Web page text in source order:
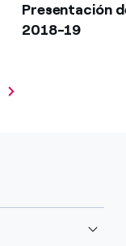
Presentación
2018-19